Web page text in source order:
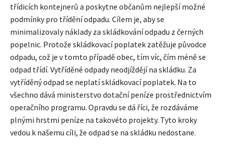
třídicích kontejnerů a poskytne občanům nejlepší možné
podmínky pro třídění odpadu. Cílem je, aby se
minimalizovaly náklady za skládkování odpadu z černých
popelnic. Protože skládkovací poplatek zatěžuje původce
odpadu, což je v tomto případě obec, tím víc, čím méně se
odpad třídí. Vytříděné odpady neodjíždějí na skládku. Za
vytříděný odpad se neplatí skládkovací poplatek. Na to
všechno dává ministerstvo dotační peníze prostřednictvím
operačního programu. Opravdu se dá říci, že rozdáváme
plnými hrstmi peníze na takovéto projekty. Tyto kroky
vedou k našemu cíli, že odpad se na skládku nedostane.